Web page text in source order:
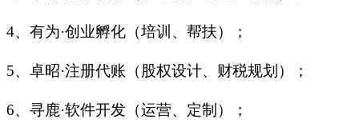
4、有为·创业孵化（培训、帮扶）；
5、卓昭·注册代账（股权设计、财税规划）；
6、寻鹿·软件开发（运营、定制）；